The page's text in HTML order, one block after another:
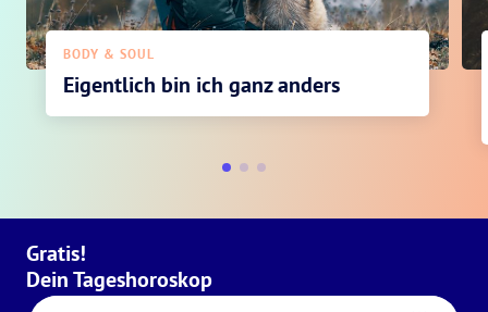
BODY & SOUL
Eigentlich bin ich ganz anders
Gratis!
Dein Tageshoroskop